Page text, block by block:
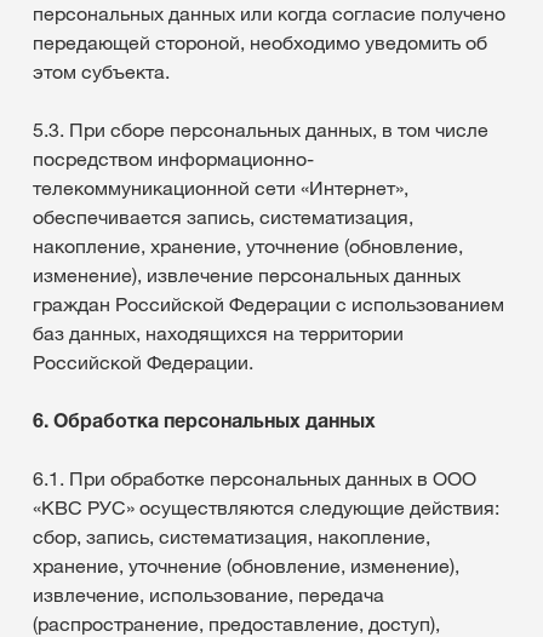
персональных данных или когда согласие получено
передающей стороной, необходимо уведомить об
этом субъекта.
5.3. При сборе персональных данных, в том числе
посредством информационно-
телекоммуникационной сети «Интернет»,
обеспечивается запись, систематизация,
накопление, хранение, уточнение (обновление,
изменение), извлечение персональных данных
граждан Российской Федерации с использованием
баз данных, находящихся на территории
Российской Федерации.
6. Обработка персональных данных
6.1. При обработке персональных данных в ООО
«КВС РУС» осуществляются следующие действия:
сбор, запись, систематизация, накопление,
хранение, уточнение (обновление, изменение),
извлечение, использование, передача
(распространение, предоставление, доступ),